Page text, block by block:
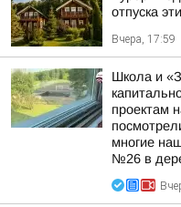
отпуска
Вчера, 17:59
Школа и
проектам
многие
№26 в